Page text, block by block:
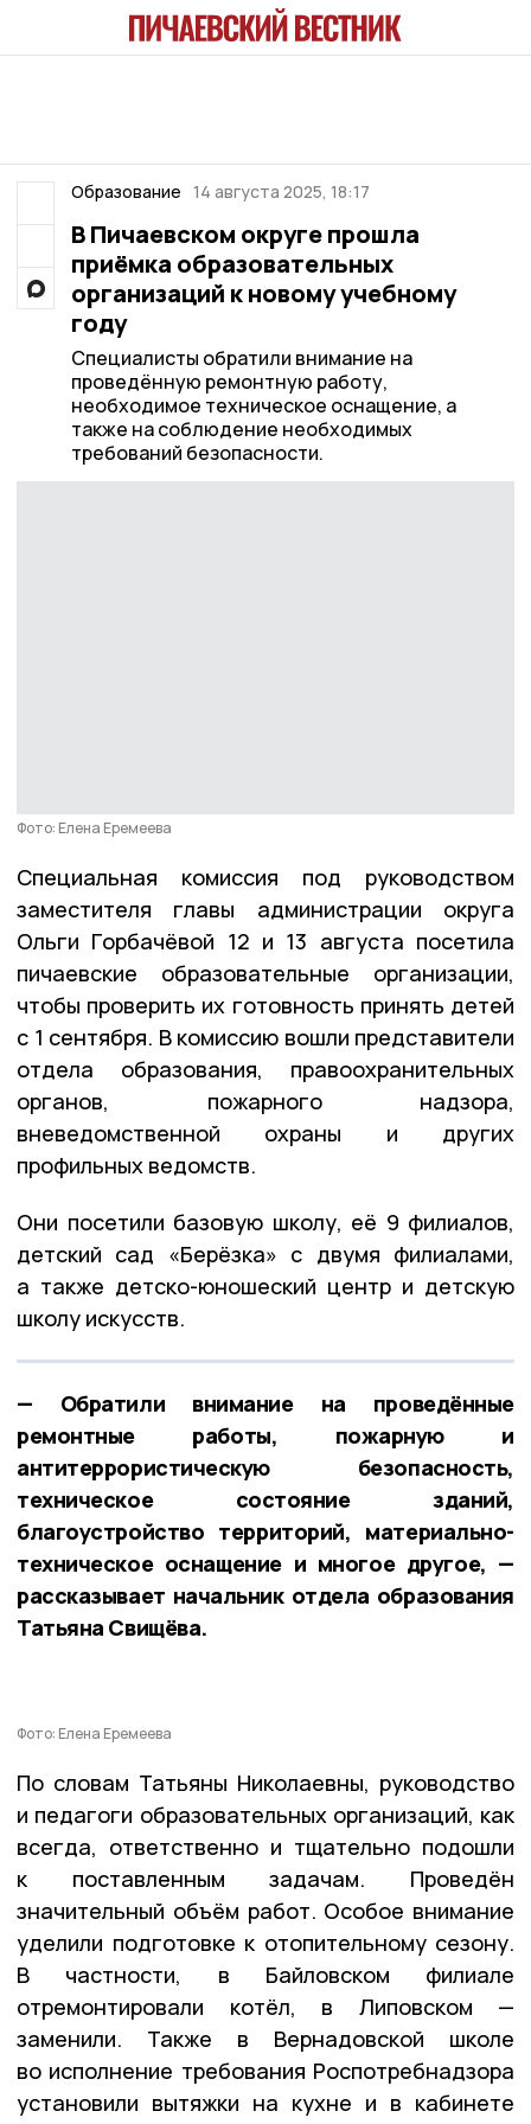
Образование 14 августа 2025, 18:17
В Пичаевском округе прошла
приёмка образовательных
организаций к новому учебному
году
Специалисты обратили внимание на
проведённую ремонтную работу,
необходимое техническое оснащение, а
также на соблюдение необходимых
требований безопасности.
Фото: Елена Еремеева
Специальная комиссия под руководством
заместителя главы администрации округа
Ольги Горбачёвой 12 и 13 августа посетила
пичаевские образовательные организации,
чтобы проверить их готовность принять детей
с 1 сентября. В комиссию вошли представители
отдела образования, правоохранительных
органов, пожарного надзора,
вневедомственной охраны и других
профильных ведомств.
Они посетили базовую школу, её 9 филиалов,
детский сад «Берёзка» с двумя филиалами,
а также детско-юношеский центр и детскую
школу искусств.
— Обратили внимание на проведённые
ремонтные работы, пожарную и
антитеррористическую безопасность,
техническое состояние зданий,
благоустройство территорий, материально-
техническое оснащение и многое другое, —
рассказывает начальник отдела образования
Татьяна Свищёва.
Фото: Елена Еремеева
По словам Татьяны Николаевны, руководство
и педагоги образовательных организаций, как
всегда, ответственно и тщательно подошли
к поставленным задачам. Проведён
значительный объём работ. Особое внимание
уделили подготовке к отопительному сезону.
В частности, в Байловском филиале
отремонтировали котёл, в Липовском —
заменили. Также в Вернадовской школе
во исполнение требования Роспотребнадзора
установили вытяжки на кухне и в кабинете